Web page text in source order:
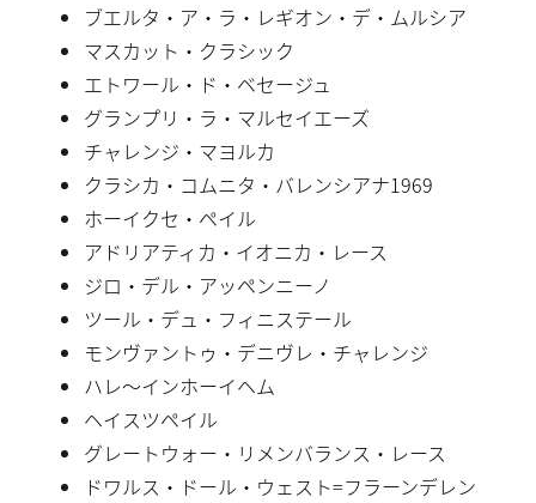
ブエルタ・ア・ラ・レギオン・デ・ムルシア
マスカット・クラシック
エトワール・ド・ベセージュ
グランプリ・ラ・マルセイエーズ
チャレンジ・マヨルカ
クラシカ・コムニタ・バレンシアナ1969
ホーイクセ・ペイル
アドリアティカ・イオニカ・レース
ジロ・デル・アッペンニーノ
ツール・デュ・フィニステール
モンヴァントゥ・デニヴレ・チャレンジ
ハレ〜インホーイヘム
ヘイスツペイル
グレートウォー・リメンバランス・レース
ドワルス・ドール・ウェスト=フラーンデレン